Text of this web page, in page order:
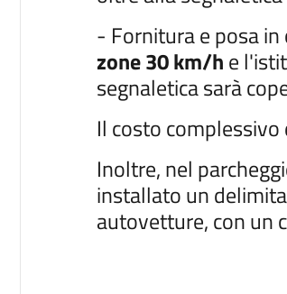
- Fornitura e posa
zone 30 km/he
segnaletica sarà
Il costo
Inoltre, nel
installato un
autovetture, con un